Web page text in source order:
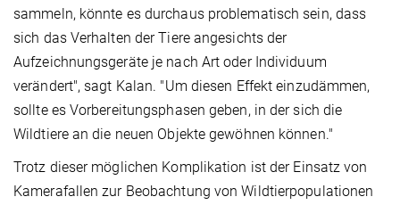
sammeln, könnte es durchaus problematisch sein, dass
sich das Verhalten der Tiere angesichts der
Aufzeichnungsgeräte je nach Art oder Individuum
verändert", sagt Kalan. "Um diesen Effekt einzudämmen,
sollte es Vorbereitungsphasen geben, in der sich die
Wildtiere an die neuen Objekte gewöhnen können."
Trotz dieser möglichen Komplikation ist der Einsatz von
Kamerafallen zur Beobachtung von Wildtierpopulationen